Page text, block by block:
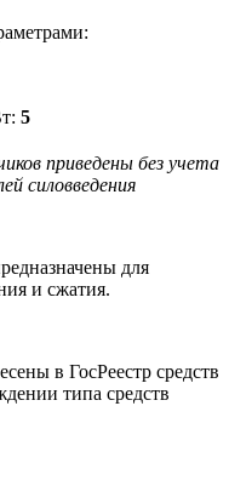
5
приведены без учета
силовведения
для
и сжатия.
в ГосРеестр средств
типа средств